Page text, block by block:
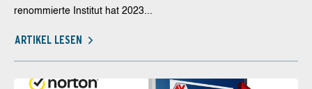
renommierte Institut hat 2023...
ARTIKEL LESEN